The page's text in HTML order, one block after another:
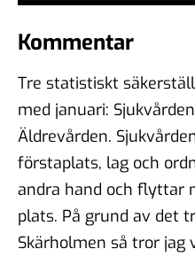
Kommentar
Tre statistiskt
med januari:
Äldrevården.
förstaplats, lag och
andra hand och flyttar
plats. På grund av det
Skärholmen så tror